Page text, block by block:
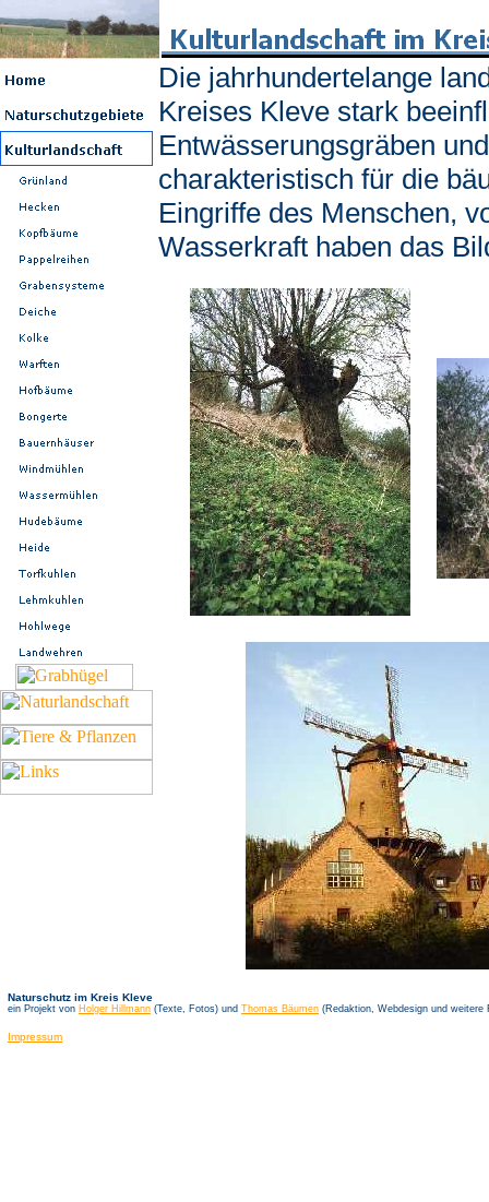
Die jahrhundertelange
Kreises Kleve stark
Entwässerungsgräben
charakteristisch für die
Eingriffe des Menschen,
Wasserkraft haben das
Naturschutz im Kreis Kleve
ein Projekt von Holger Hillmann (Texte, Fotos) und Thomas Bäumen (Redaktion, Webdesign und weitere
Impressum